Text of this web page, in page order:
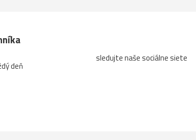
deň
sledujte naše sociálne siete